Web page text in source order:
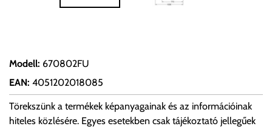
Modell: 670802FU
EAN: 4051202018085
Törekszünk a termékek képanyagainak és az információinak
hiteles közlésére. Egyes esetekben csak tájékoztató jellegűek